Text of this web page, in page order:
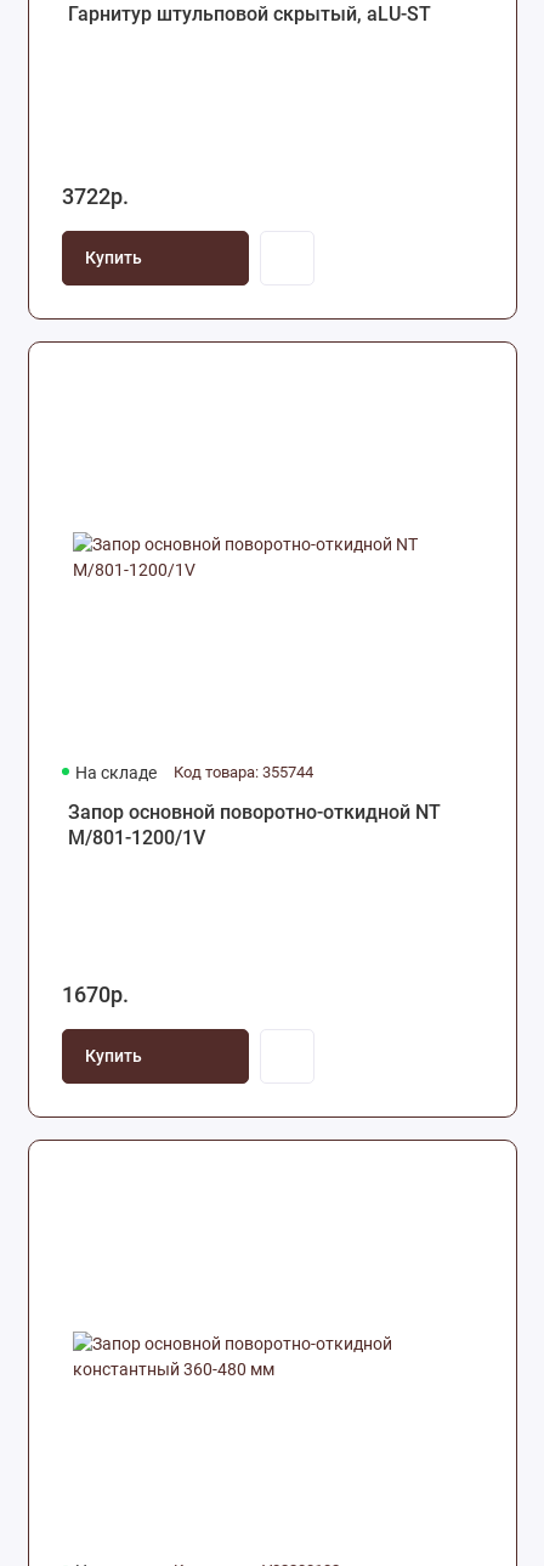
Гарнитур штульповой скрытый, aLU-ST
3722р.
Купить
На складе Код товара: 355744
Запор основной поворотно-откидной NT
М/801-1200/1V
1670р.
Купить